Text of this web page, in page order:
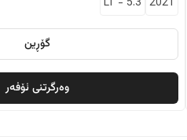
گۆڕین
وەرگرتنی ئۆفەر